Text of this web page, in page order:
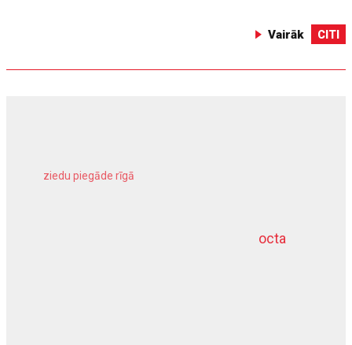
Vairāk CITI
octa
ziedu piegāde rīgā
dziļurbums